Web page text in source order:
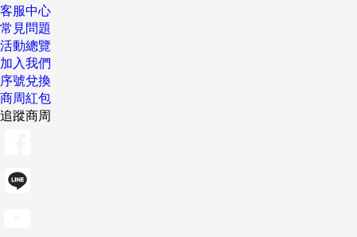
客服中心
常見問題
活動總覽
加入我們
序號兌換
商周紅包
追蹤商周